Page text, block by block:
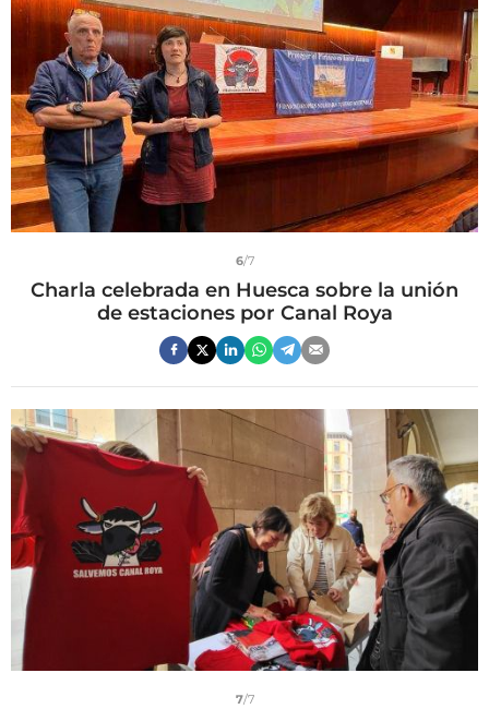
6/7
Charla celebrada en Huesca sobre la unión
de estaciones por Canal Roya
7/7